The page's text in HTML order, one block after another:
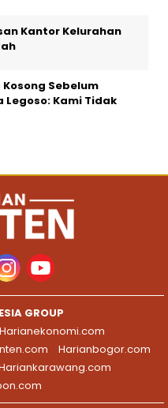
Kantor Kelurahan
Sebelum
Kami Tidak
GROUP
Harianekonomi.com
Harianbogor.com